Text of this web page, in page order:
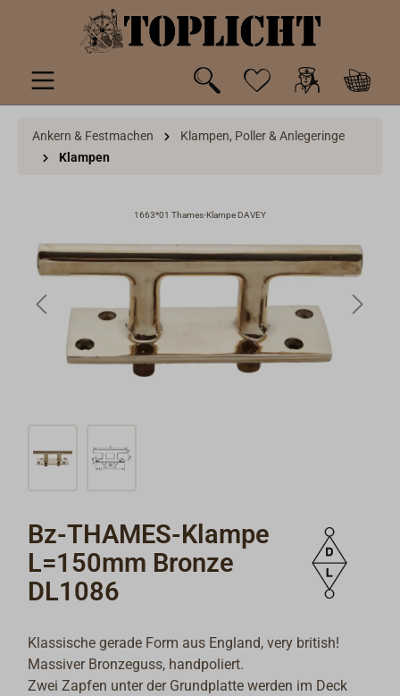
springen
Ankern & Festmachen
Klampen, Poller & Anlegeringe
Klampen
1663*01 Thames-Klampe DAVEY
Bz-THAMES-Klampe
L=150mm Bronze
DL1086
Klassische gerade Form aus England, very british!
Massiver Bronzeguss, handpoliert.
Zwei Zapfen unter der Grundplatte werden im Deck